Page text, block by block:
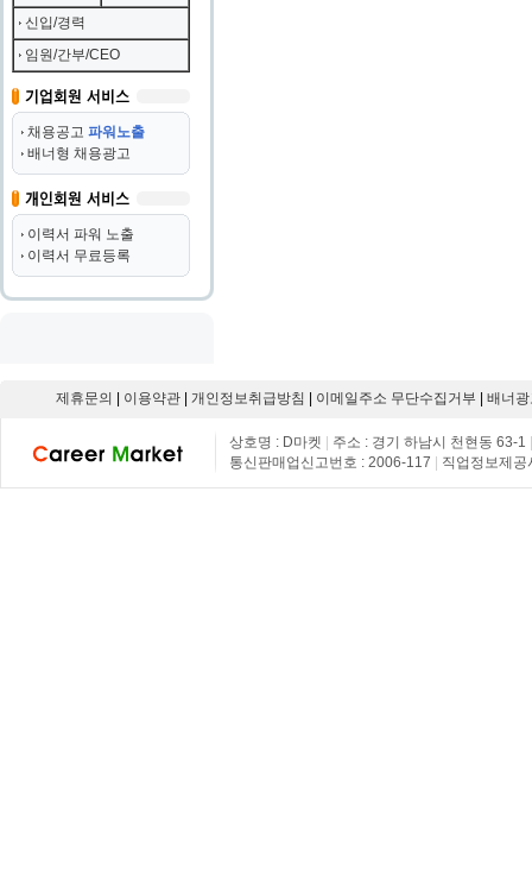
신입/경력
임원/간부/CEO
채용공고 파워노출
배너형 채용광고
이력서 파워 노출
이력서 무료등록
제휴문의 이용약관 개인정보취급방침 이메일주소 무단수집거부 배너
상호명 : D마켓 주소 : 경기 하남시 천현동 63-1
통신판매업신고번호 : 2006-117
직업정보제